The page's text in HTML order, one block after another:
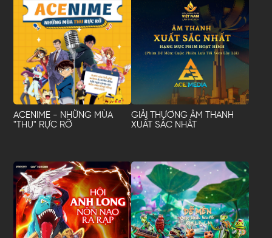
ACENIME - NHỮNG MÙA
"THU" RỰC RỠ
GIẢI THƯƠNG ÂM THANH
XUẤT SẮC NHÂT